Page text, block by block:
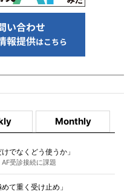
Monthly
でなくどう使うか」
受診接続に課題
て重く受け止め」